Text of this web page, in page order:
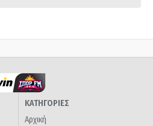
ΚΑΤΗΓΟΡΙΕΣ
Αρχική